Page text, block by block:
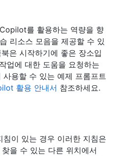
를 활용하는 역량을 향
리소스 모음을 제공할 수 있
은 시작하기에 좋은 장소입
업에 대한 도움을 요청하는
용할 수 있는 예제 프롬프트
활용 안내서 참조하세요.
이 있는 경우 이러한 지침은
을 수 있는 다른 위치에서